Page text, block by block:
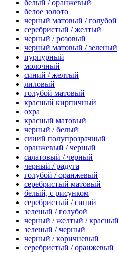
белый / оранжевый
белое золото
черный матовый / голубой
серебристый / желтый
черный / розовый
черный матовый / зеленый
пурпурный
молочный
синий / желтый
лиловый
голубой матовый
красный кирпичный
охра
красный матовый
черный / белый
синий полупрозрачный
оранжевый / черный
салатовый / черный
черный / радуга
голубой / оранжевый
серебристый матовый
белый, с рисунком
серебристый / синий
зеленый / голубой
черный / желтый / красный
зеленый / черный
черный / коричневый
серебристый / оранжевый